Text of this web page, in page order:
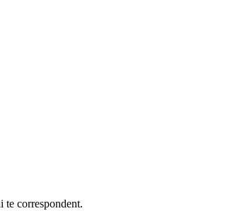
te correspondent.